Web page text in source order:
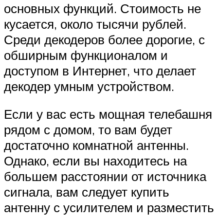
основных функций. Стоимость не
кусается, около тысячи рублей.
Среди декодеров более дорогие, с
обширным функционалом и
доступом в Интернет, что делает
декодер умным устройством.
Если у вас есть мощная телебашня
рядом с домом, то вам будет
достаточно комнатной антенны.
Однако, если вы находитесь на
большем расстоянии от источника
сигнала, вам следует купить
антенну с усилителем и разместить